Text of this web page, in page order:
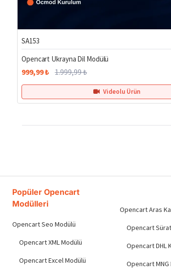
SA153
Opencart Ukrayna Dil Modülü
999,99 ₺ 1.999,99 ₺
Videolu Ürün
Popüler Opencart
Modülleri
Opencart Seo Modülü
Opencart XML Modülü
Opencart Excel Modülü
Opencart Aras
Opencart
Opencart DHL
Opencart